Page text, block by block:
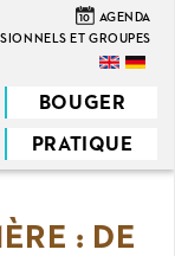
10
AGENDA
ET GROUPES
BOUGER
PRATIQUE
: DE